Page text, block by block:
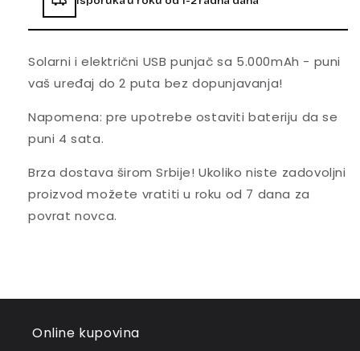
Solarni i električni USB punjač sa 5.000mAh - puni
vaš uređaj do 2 puta bez dopunjavanja!
Napomena: pre upotrebe ostaviti bateriju da se
puni 4 sata.
Brza dostava širom Srbije! Ukoliko niste zadovoljni
proizvod možete vratiti u roku od 7 dana za
povrat novca.
Online kupovina